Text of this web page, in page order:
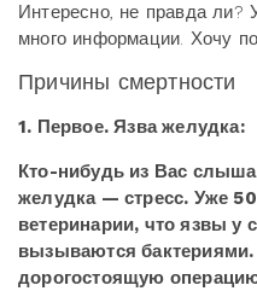
Интересно, не правда
много информации. Хочу
Причины смертности
1. Первое. Язва желудка:
Кто-нибудь из Вас
желудка — стресс. Уже
ветеринарии, что язвы у
вызываются бактериями.
дорогостоящую